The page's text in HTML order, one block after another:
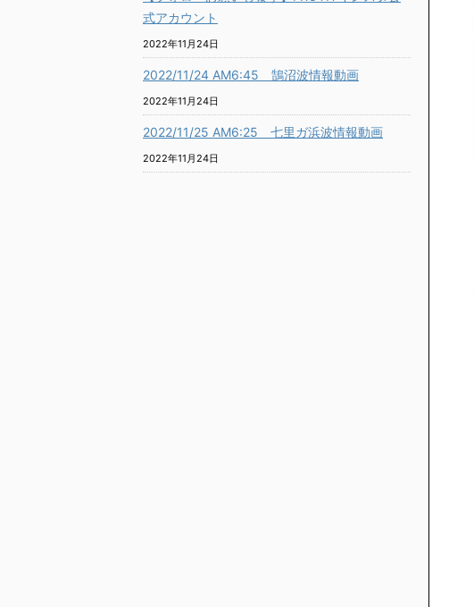
式アカウント
2022年11月24日
2022/11/24 AM6:45 鵠沼波情報動画
2022年11月24日
2022/11/25 AM6:25 七里ガ浜波情報動画
2022年11月24日